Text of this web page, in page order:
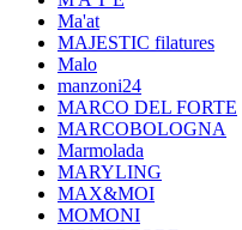
Ma'at
MAJESTIC filatures
Malo
manzoni24
MARCO DEL FORTE
MARCOBOLOGNA
Marmolada
MARYLING
MAX&MOI
MOMONI